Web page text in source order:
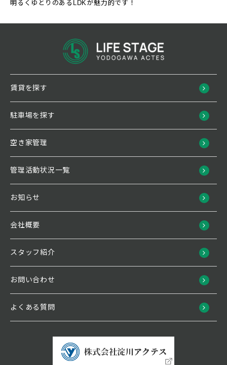
明るくゆとりのあるLDKが魅力的です！
賃貸を探す
駐車場を探す
空き家管理
管理活動状況一覧
お知らせ
会社概要
スタッフ紹介
お問い合わせ
よくある質問